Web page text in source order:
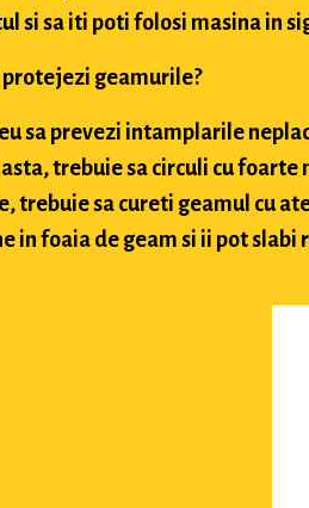
si sa iti poti folosi masina in
protejezi geamurile?
sa prevezi intamplarile
asta, trebuie sa circuli cu
trebuie sa cureti geamul cu
in foaia de geam si ii pot slabi